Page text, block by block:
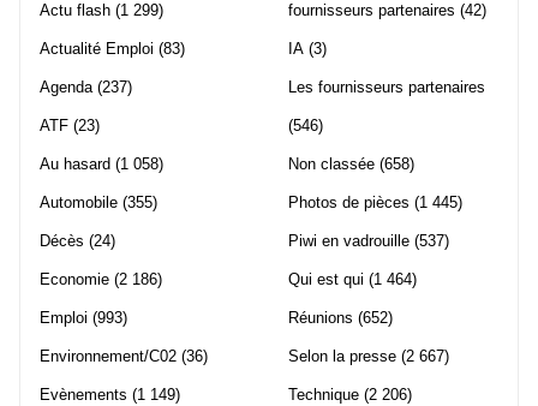
Actu flash (1 299)
Actualité Emploi (83)
Agenda(237)
ATF (23)
Au hasard (1 058)
Automobile (355)
Décès (24)
Economie (2 186)
Emploi (993)
Environnement/C02 (36)
Evènements (1 149)
fournisseurs partenaires (42)
IA (3)
Les fournisseurs partenaires
(546)
Non classée (658)
Photos de pièces (1 445)
Piwi en vadrouille (537)
Qui est qui (1 464)
Réunions (652)
Selon la presse (2 667)
Technique (2 206)